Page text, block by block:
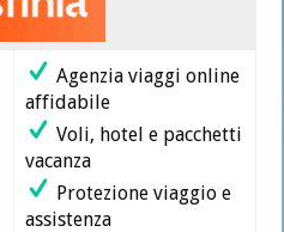
Agenzia viaggi online
affidabile
Voli, hotel e pacchetti
vacanza
Protezione viaggio e
assistenza